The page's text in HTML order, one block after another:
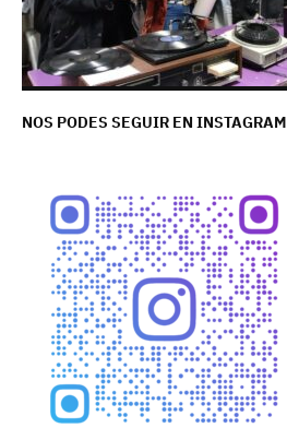
NOS PODES SEGUIR EN INSTAGRAM